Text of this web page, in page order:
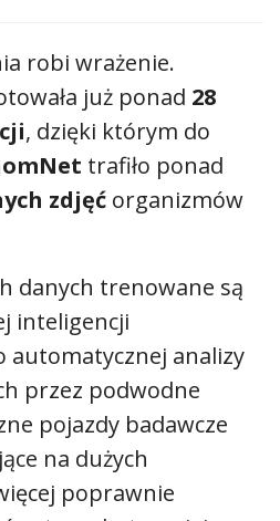
robi wrażenie.
już ponad 28
, dzięki którym do
trafiło ponad
zdjęć organizmów
danych trenowane są
inteligencji
automatycznej analizy
przez podwodne
pojazdy badawcze
na dużych
poprawnie